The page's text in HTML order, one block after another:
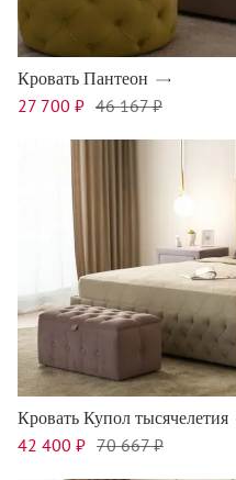
Кровать Пантеон
27 700 ₽ 46 167 ₽
Кровать Купол тысячелетия
42 400 ₽ 70 667 ₽